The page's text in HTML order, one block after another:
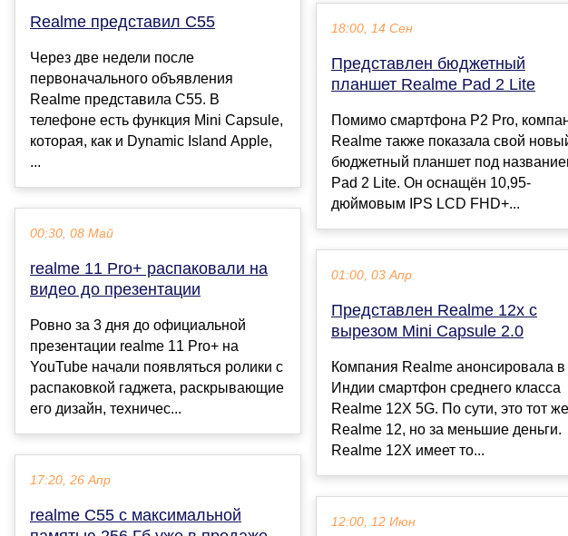
Realme представил C55
Через две недели после
первоначального объявления
Realme представила C55. В
телефоне есть функция Mini Capsule,
которая, как и Dynamic Island Apple,
...
00:30, 08 Май
realme 11 Pro+ распаковали на
видео до презентации
Ровно за 3 дня до официальной
презентации realme 11 Pro+ на
YouTube начали появляться ролики с
распаковкой гаджета, раскрывающие
его дизайн, техничес...
17:20, 26 Апр
realme C55 с максимальной
18:00, 14 Сен
Представлен бюджетный
планшет Realme Pad 2 Lite
Помимо смартфона P2 Pro,
Realme также показала свой
бюджетный планшет под
Pad 2 Lite. Он оснащён 10,95-
дюймовым IPS LCD FHD+...
01:00, 03 Апр
Представлен Realme 12x с
вырезом Mini Capsule 2.0
Компания Realme анонсировала в
Индии смартфон среднего класса
Realme 12X 5G. По сути, это тот же
Realme 12, но за меньшие деньги.
Realme 12X имеет то...
12:00, 12 Июн